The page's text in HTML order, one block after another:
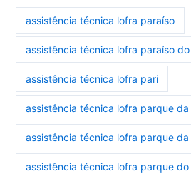
assistência técnica lofra paraíso
assistência técnica lofra paraíso
assistência técnica lofra pari
assistência técnica lofra parque da
assistência técnica lofra parque da
assistência técnica lofra parque